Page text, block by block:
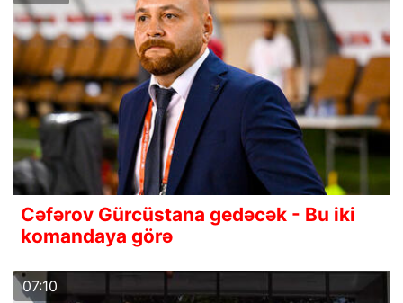
Cəfərov Gürcüstana gedəcək - Bu iki
komandaya görə
07:10